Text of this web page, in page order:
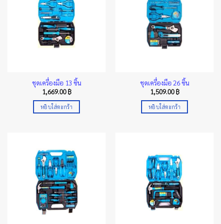
ชุดเครื่องมือ 13 ชิ้น
1,669.00฿
หยิบใส่ตะกร้า
ชุดเครื่องมือ 26 ชิ้น
1,509.00฿
หยิบใส่ตะกร้า